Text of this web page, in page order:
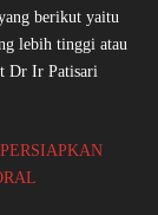
berikut yaitu
lebih tinggi atau
Dr Ir Patisari